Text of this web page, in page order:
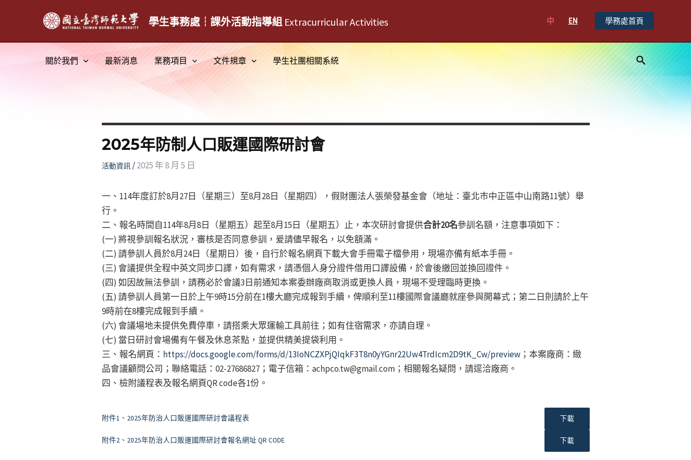
學生事務處┆課外活動指導組 Extracurricular Activities 中 EN 學務處首頁
關於我們 最新消息 業務項目 文件規章 學生社團相關系統
搜
尋
2025年防制人口販運國際研討會
活動資訊/2025 年 8 月 5 日
一、114年度訂於8月27日（星期三）至8月28日（星期四），假財團法人張榮發基金會（地址：臺北市中正區中山南路11號）舉
行。
二、報名時間自114年8月8日（星期五）起至8月15日（星期五）止，本次研討會提供合計20名參訓名額，注意事項如下：
(一) 將視參訓報名狀況，審核是否同意參訓，爰請儘早報名，以免額滿。
(二) 請參訓人員於8月24日（星期日）後，自行於報名網頁下載大會手冊電子檔參用，現場亦備有紙本手冊。
(三) 會議提供全程中英文同步口譯，如有需求，請憑個人身分證件借用口譯設備，於會後繳回並換回證件。
(四) 如因故無法參訓，請務必於會議3日前通知本案委辦廠商取消或更換人員，現場不受理臨時更換。
(五) 請參訓人員第一日於上午9時15分前在1樓大廳完成報到手續，俾順利至11樓國際會議廳就座參與開幕式；第二日則請於上午
9時前在8樓完成報到手續。
(六) 會議場地未提供免費停車，請搭乘大眾運輸工具前往；如有住宿需求，亦請自理。
(七) 當日研討會場備有午餐及休息茶點，並提供精美提袋利用。
三、報名網頁： https://docs.google.com/forms/d/13IoNCZXPjQIqkF3T8n0yYGnr22Uw4TrdIcm2D9tK_Cw/preview；本案廠商：緻
品會議顧問公司；聯絡電話：02-27686827；電子信箱：achpco.tw@gmail.com；相關報名疑問，請逕洽廠商。
四、檢附議程表及報名網頁QR code各1份。
附件1、2025年防治人口販運國際研討會議程表 下載
附件2、2025年防治人口販運國際研討會報名網址 QR CODE 下載